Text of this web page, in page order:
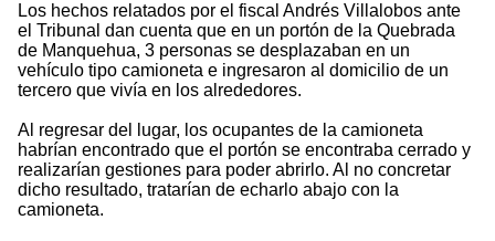
Los hechos relatados por el fiscal Andrés Villalobos ante
el Tribunal dan cuenta que en un portón de la Quebrada
de Manquehua, 3 personas se desplazaban en un
vehículo tipo camioneta e ingresaron al domicilio de un
tercero que vivía en los alrededores.
Al regresar del lugar, los ocupantes de la camioneta
habrían encontrado que el portón se encontraba cerrado y
realizarían gestiones para poder abrirlo. Al no concretar
dicho resultado, tratarían de echarlo abajo con la
camioneta.